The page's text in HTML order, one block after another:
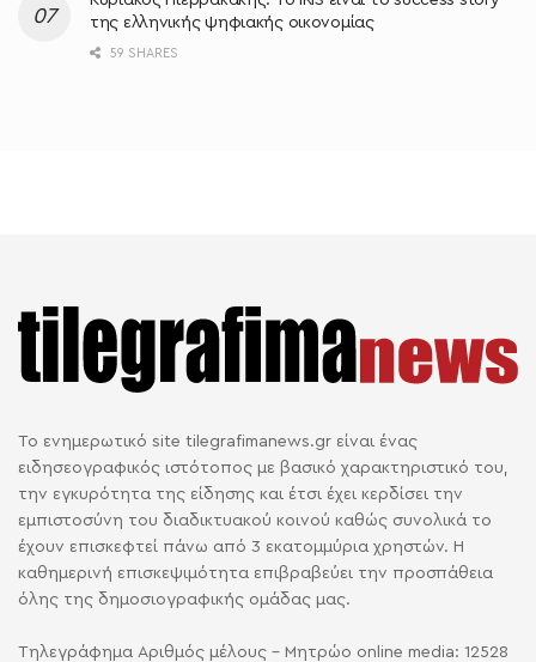
της ελληνικής ψηφιακής οικονομίας
59 SHARES
Το ενημερωτικό site tilegrafimanews.gr είναι ένας
ειδησεογραφικός ιστότοπος με βασικό χαρακτηριστικό του,
την εγκυρότητα της είδησης και έτσι έχει κερδίσει την
εμπιστοσύνη του διαδικτυακού κοινού καθώς συνολικά το
έχουν επισκεφτεί πάνω από 3 εκατομμύρια χρηστών. Η
καθημερινή επισκεψιμότητα επιβραβεύει την προσπάθεια
όλης της δημοσιογραφικής ομάδας μας.
Τηλεγράφημα Αριθμός μέλους - Μητρώο online media: 12528